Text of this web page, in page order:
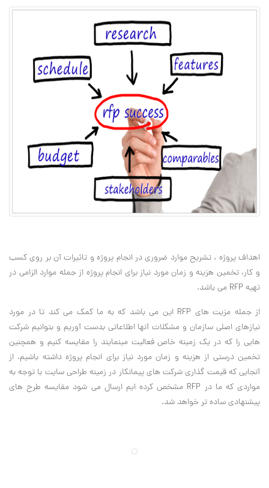
اهداف پروژه ، تشریح موارد ضروری در انجام پروژه و تاثیرات آن بر روی کسب
و کار، تخمین هزینه و زمان مورد نیاز برای انجام پروژه از جمله موارد الزامی در
تهیه RFP می باشد.
از جمله مزیت های RFP این می باشد که به ما کمک می کند تا در مورد
نیازهای اصلی سازمان و مشکلات آنها اطلاعاتی بدست آوریم و بتوانیم شرکت
هایی را که در یک زمینه خاص فعالیت مینمایند را مقایسه کنیم و همچنین
تخمین درستی از هزینه و زمان مورد نیاز برای انجام پروژه داشته باشیم. از
آنجایی که قیمت گذاری شرکت های پیمانکار در زمینه طراحی سایت با توجه به
مواردی که ما در RFP مشخص کرده ایم ارسال می شود مقایسه طرح های
پیشنهادی ساده تر خواهد شد.